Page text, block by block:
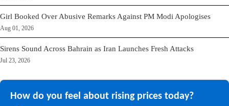
Girl Booked Over Abusive Remarks Against PM Modi Apologises
Aug 01, 2026
Sirens Sound Across Bahrain as Iran Launches Fresh Attacks
Jul 23, 2026
How do you feel about rising prices today?